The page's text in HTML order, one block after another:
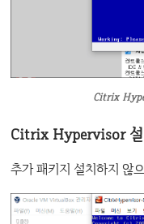
Citrix
Citrix Hypervisor 설
추가 패키지 설치하지 않